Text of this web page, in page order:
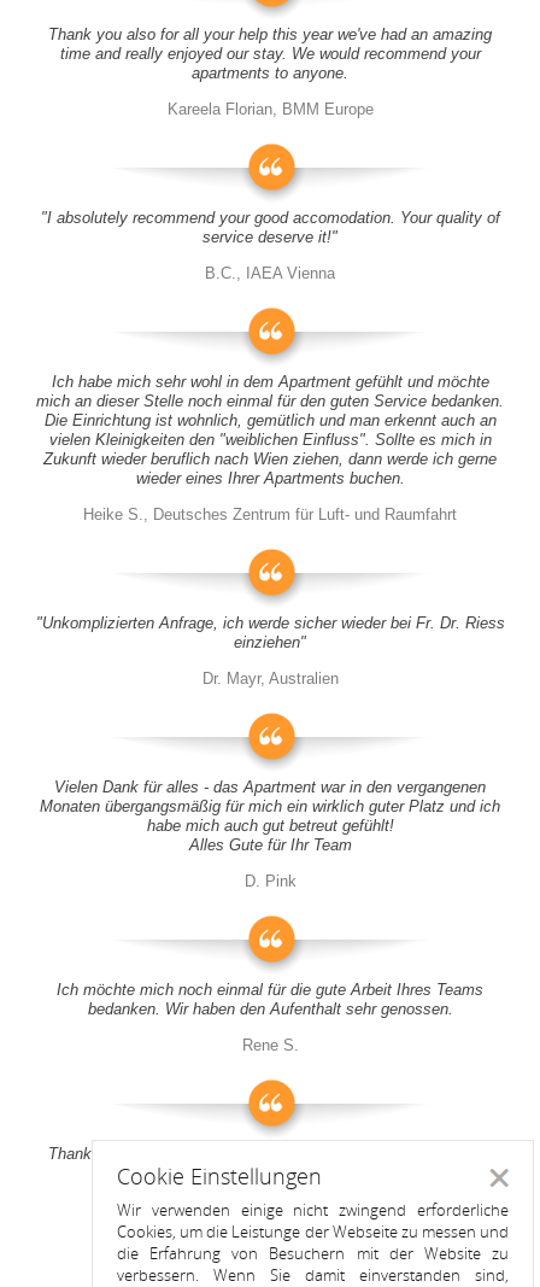
Thank you also for all your help this year we've had an amazing
time and really enjoyed our stay. We would recommend your
apartments to anyone.
Kareela Florian, BMM Europe
"I absolutely recommend your good accomodation. Your quality of
service deserve it!"
B.C., IAEA Vienna
Ich habe mich sehr wohl in dem Apartment gefühlt und möchte
mich an dieser Stelle noch einmal für den guten Service bedanken.
Die Einrichtung ist wohnlich, gemütlich und man erkennt auch an
vielen Kleinigkeiten den "weiblichen Einfluss". Sollte es mich in
Zukunft wieder beruflich nach Wien ziehen, dann werde ich gerne
wieder eines Ihrer Apartments buchen.
Heike S., Deutsches Zentrum für Luft- und Raumfahrt
"Unkomplizierten Anfrage, ich werde sicher wieder bei Fr. Dr. Riess
einziehen"
Dr. Mayr, Australien
Vielen Dank für alles - das Apartment war in den vergangenen
Monaten übergangsmäßig für mich ein wirklich guter Platz und ich
habe mich auch gut betreut gefühlt!
Alles Gute für Ihr Team
D. Pink
Ich möchte mich noch einmal für die gute Arbeit Ihres Teams
bedanken. Wir haben den Aufenthalt sehr genossen.
Rene S.
Thank you all for your support! It was a pleasure to stay at your
apartment
Anitah S.
Cookie Einstellungen
Wir verwenden einige nicht zwingend erforderliche
Cookies, um die Leistunge der Webseite zu messen und
die Erfahrung von Besuchern mit der Website zu
verbessern. Wenn Sie damit einverstanden sind,